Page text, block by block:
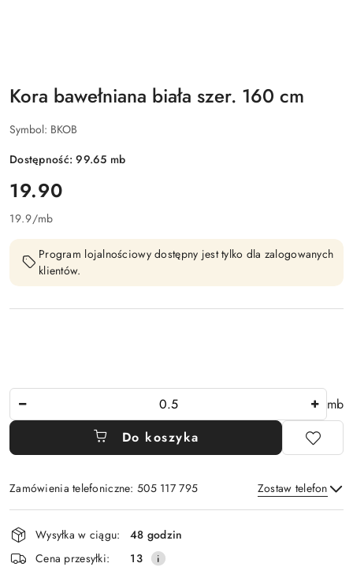
Kora bawełniana biała szer. 160 cm
Symbol: BKOB
Dostępność:99.65 mb
cena:
19.90
19.9/mb
Program lojalnościowy dostępny jest tylko dla zalogowanych
klientów.
mb
Do koszyka
Zamówienia telefoniczne: 505 117 795 Zostaw telefon
Wyślij
Dostępność
i
dostawa
Wysyłka w ciągu:
48 godzin
Cena przesyłki:
13